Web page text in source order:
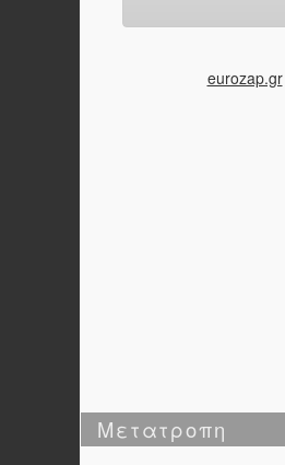
eurozap.gr
Μετατροπη